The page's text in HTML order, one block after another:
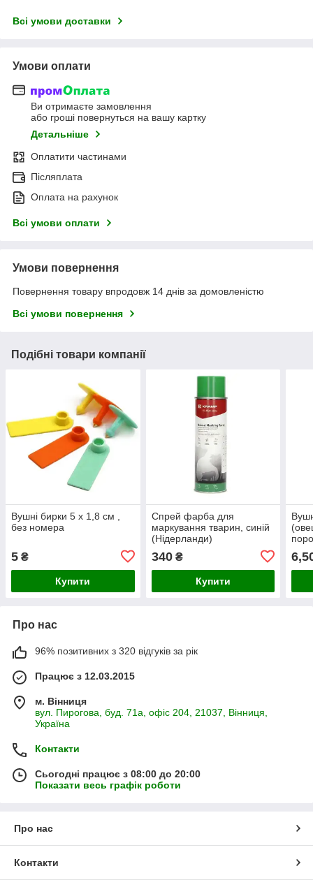
Всі умови доставки
Умови оплати
Ви отримаєте замовлення
або гроші повернуться на вашу картку
Детальніше
Оплатити частинами
Післяплата
Оплата на рахунок
Всі умови оплати
Умови повернення
Повернення товару впродовж 14 днів за домовленістю
Всі умови повернення
Подібні товари компанії
Вушні бирки 5 х 1,8 см ,
без номера
5 ₴
Купити
Спрей фарба для
маркування тварин, синій
(Нідерланди)
340₴
Купити
Про нас
96% позитивних з 320 відгуків за рік
Працює з 12.03.2015
м. Вінниця
вул. Пирогова, буд. 71а, офіс 204, 21037, Вінниця,
Україна
Контакти
Сьогодні працює з 08:00 до 20:00
Показати весь графік роботи
Про нас
Контакти